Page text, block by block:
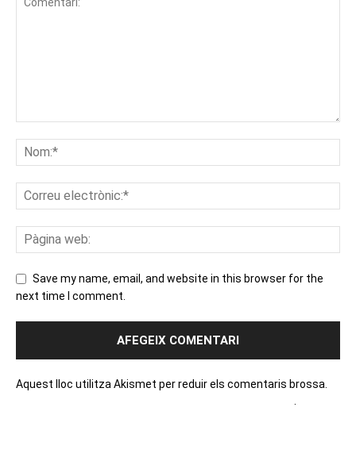
Save my name, email, and website in this browser for the
next time I comment.
Aquest lloc utilitza Akismet per reduir els comentaris brossa.